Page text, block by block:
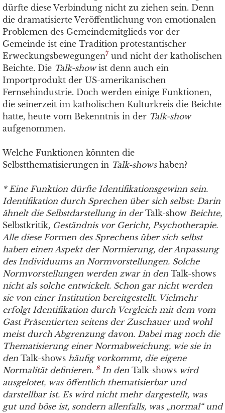
dürfte diese Verbindung nicht zu ziehen sein. Denn
die dramatisierte Veröffentlichung von emotionalen
Problemen des Gemeindemitglieds vor der
Gemeinde ist eine Tradition protestantischer
Erweckungsbewegungen7 und nicht der katholischen
Beichte. Die Talk-showist denn auch ein
Importprodukt der US-amerikanischen
Fernsehindustrie. Doch werden einige Funktionen,
die seinerzeit im katholischen Kulturkreis die Beichte
hatte, heute vom Bekenntnis in der Talk-show
aufgenommen.
Welche Funktionen könnten die
Selbstthematisierungen in Talk-shows haben?
* Eine Funktion dürfte Identifikationsgewinn sein.
Identifikation durch Sprechen über sich selbst: Darin
ähnelt die Selbstdarstellung in derTalk-show Beichte,
Selbstkritik, Geständnis vor Gericht, Psychotherapie.
Alle diese Formen des Sprechens über sich selbst
haben einen Aspekt der Normierung, der Anpassung
des Individuums an Normvorstellungen. Solche
Normvorstellungen werden zwar in den Talk-shows
nicht als solche entwickelt. Schon gar nicht werden
sie von einer Institution bereitgestellt. Vielmehr
erfolgt Identifikation durch Vergleich mit dem vom
Gast Präsentierten seitens der Zuschauer und wohl
meist durch Abgrenzung davon. Dabei mag noch die
Thematisierung einer Normabweichung, wie sie in
den Talk-shows häufig vorkommt, die eigene
Normalität definieren. 8In den Talk-shows wird
ausgelotet, was öffentlich thematisierbar und
darstellbar ist. Es wird nicht mehr dargestellt, was
gut und böse ist, sondern allenfalls, was „normal“ und